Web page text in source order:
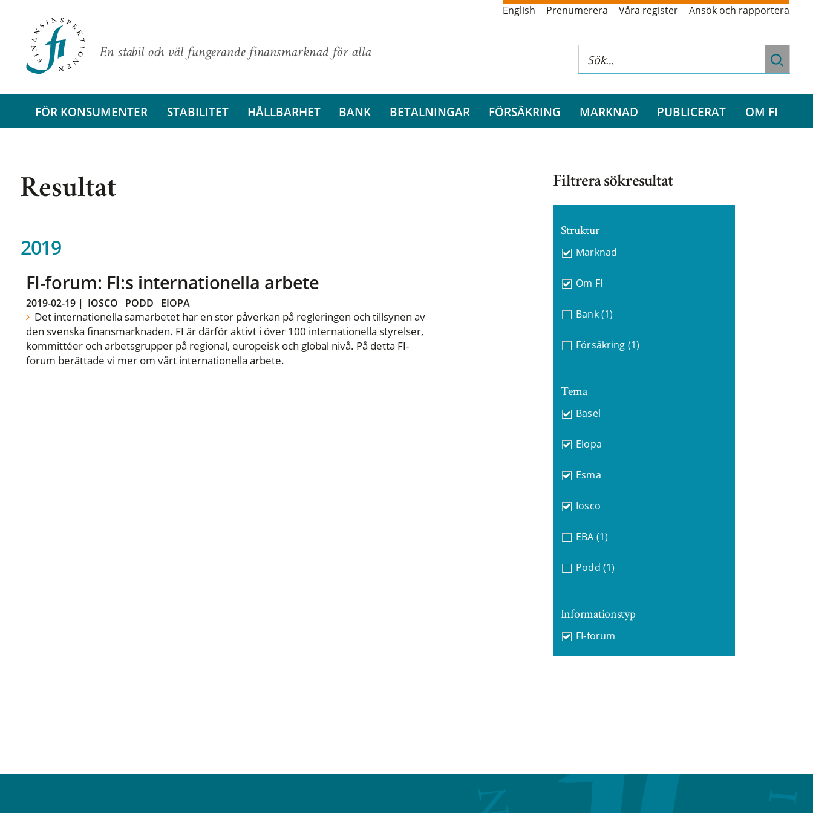
En stabil och väl fungerande finansmarknad för alla
English Prenumerera Våra register Ansök och rapportera
FÖR KONSUMENTER STABILITET HÅLLBARHET BANK BETALNINGAR FÖRSÄKRING MARKNAD PUBLICERAT OM FI
Resultat
2019
FI-forum: FI:s internationella arbete
2019-02-19| IOSCO PODD EIOPA
Det internationella samarbetet har en stor påverkan på regleringen och tillsynen av
den svenska finansmarknaden. FI är därför aktivt i över 100 internationella styrelser,
kommittéer och arbetsgrupper på regional, europeisk och global nivå. På detta FI-
forum berättade vi mer om vårt internationella arbete.
Filtrera sökresultat
Struktur
Marknad
Om FI
Bank (1)
Försäkring (1)
Tema
Basel
Eiopa
Esma
Iosco
EBA (1)
Podd (1)
Informationstyp
FI-forum